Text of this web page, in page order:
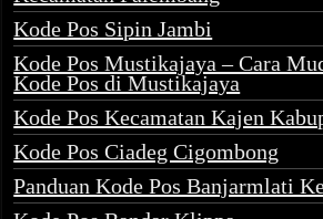
Kode Pos Sipin Jambi
Kode Pos Mustikajaya – Cara
Kode Pos di Mustikajaya
Kode Pos Kecamatan Kajen
Kode Pos Ciadeg Cigombong
Panduan Kode Pos Banjarmlati